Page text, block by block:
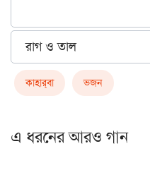
রাগ ও তাল
কাহার্‌বা ভজন
এ ধরনের আরও গান